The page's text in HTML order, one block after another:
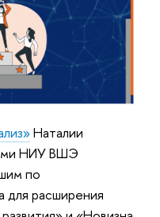
Наталии
НИУ ВШЭ
по
для расширения